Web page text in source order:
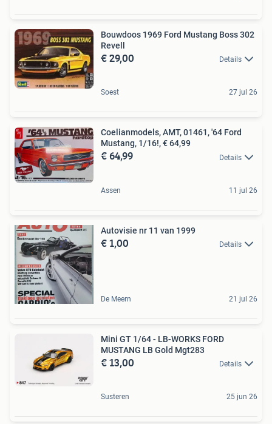
Bouwdoos 1969 Ford Mustang Boss 302
Revell
€ 29,00 Details
Soest 27 jul 26
Coelianmodels, AMT, 01461, '64 Ford
Mustang, 1/16!, € 64,99
€ 64,99 Details
Assen 11 jul 26
Autovisie nr 11 van 1999
€ 1,00 Details
De Meern 21 jul 26
Mini GT 1/64 - LB-WORKS FORD
MUSTANG LB Gold Mgt283
€ 13,00 Details
Susteren 25 jun 26